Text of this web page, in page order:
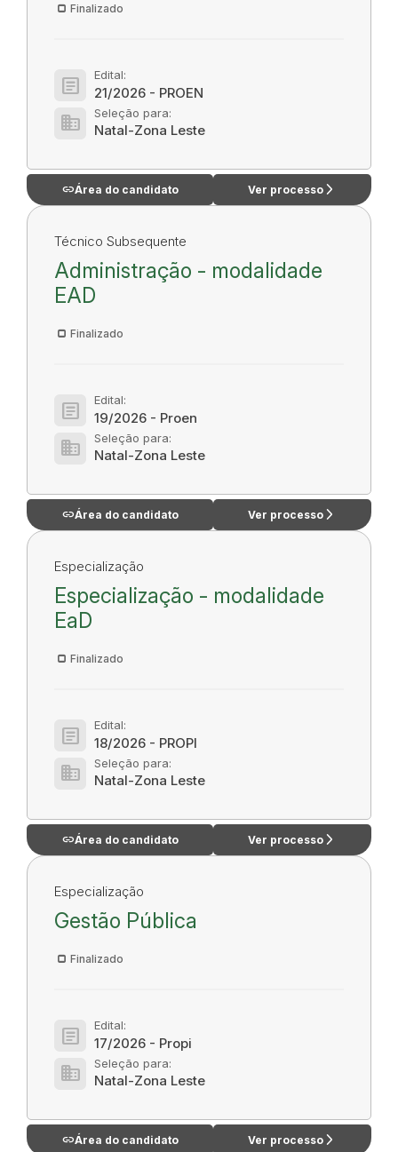
Finalizado
article Edital:
21/2026 - PROEN
domain Seleção para:
Natal-Zona Leste
linkÁrea do candidato Ver processo arrow_forward_ios
Técnico Subsequente
Administração - modalidade
EAD
Finalizado
article Edital:
19/2026 - Proen
domain Seleção para:
Natal-Zona Leste
linkÁrea do candidato Ver processo arrow_forward_ios
Especialização
Especialização - modalidade
EaD
Finalizado
article Edital:
18/2026 - PROPI
domain Seleção para:
Natal-Zona Leste
linkÁrea do candidato Ver processo arrow_forward_ios
Especialização
Gestão Pública
Finalizado
article Edital:
17/2026 - Propi
domain Seleção para:
Natal-Zona Leste
linkÁrea do candidato Ver processo arrow_forward_ios